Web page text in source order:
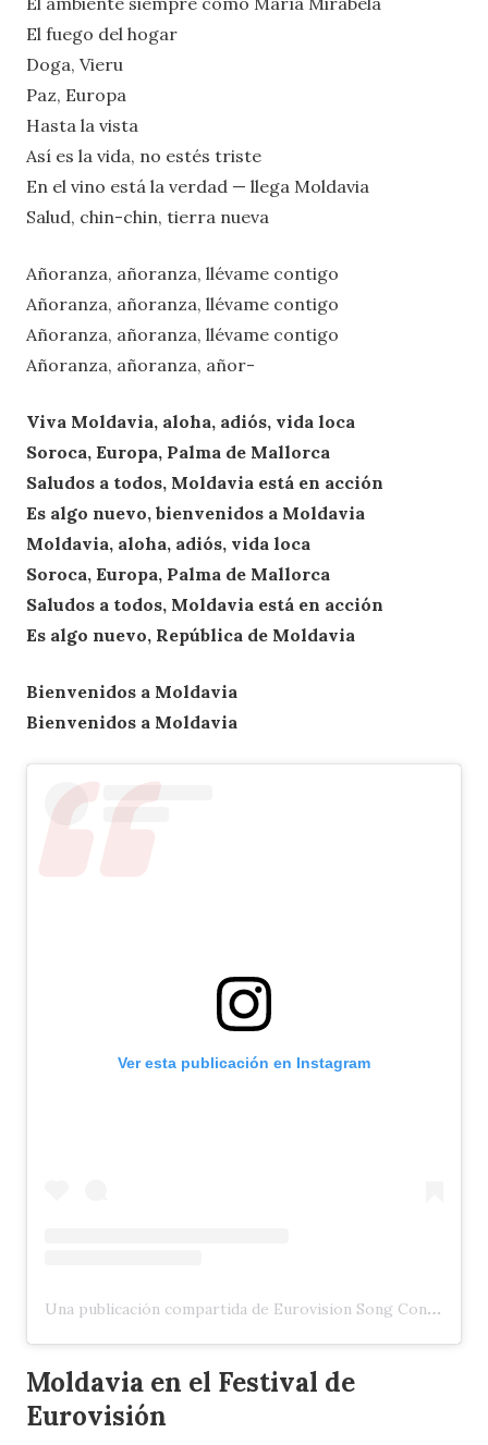
El fuego del hogar
Doga, Vieru
Paz, Europa
Hasta la vista
Así es la vida, no estés triste
En el vino está la verdad — llega Moldavia
Salud, chin-chin, tierra nueva
Añoranza, añoranza, llévame contigo
Añoranza, añoranza, llévame contigo
Añoranza, añoranza, llévame contigo
Añoranza, añoranza, añor-
Viva Moldavia, aloha, adiós, vida loca
Soroca, Europa, Palma de Mallorca
Saludos a todos, Moldavia está en acción
Es algo nuevo, bienvenidos a Moldavia
Moldavia, aloha, adiós, vida loca
Soroca, Europa, Palma de Mallorca
Saludos a todos, Moldavia está en acción
Es algo nuevo, República de Moldavia
Bienvenidos a Moldavia
Bienvenidos a Moldavia
Ver esta publicación en Instagram
Una publicación compartida de Eurovision Song Contest (@eurovision)
Moldavia en el Festival de
Eurovisión